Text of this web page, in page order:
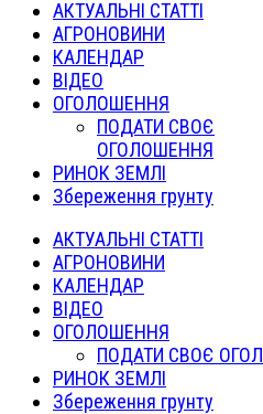
АКТУАЛЬНІ СТАТТІ
АГРОНОВИНИ
КАЛЕНДАР
ВІДЕО
ОГОЛОШЕННЯ
ПОДАТИ СВОЄ
ОГОЛОШЕННЯ
РИНОК ЗЕМЛІ
Збереження грунту
АКТУАЛЬНІ СТАТТІ
АГРОНОВИНИ
КАЛЕНДАР
ВІДЕО
ОГОЛОШЕННЯ
ПОДАТИ СВОЄ
РИНОК ЗЕМЛІ
Збереження грунту